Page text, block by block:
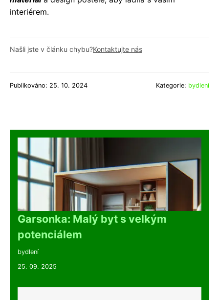
interiérem.
Našli jste v článku chybu?Kontaktujte nás
Publikováno: 25. 10. 2024 Kategorie: bydlení
Garsonka: Malý byt s velkým
potenciálem
bydlení
25. 09. 2025